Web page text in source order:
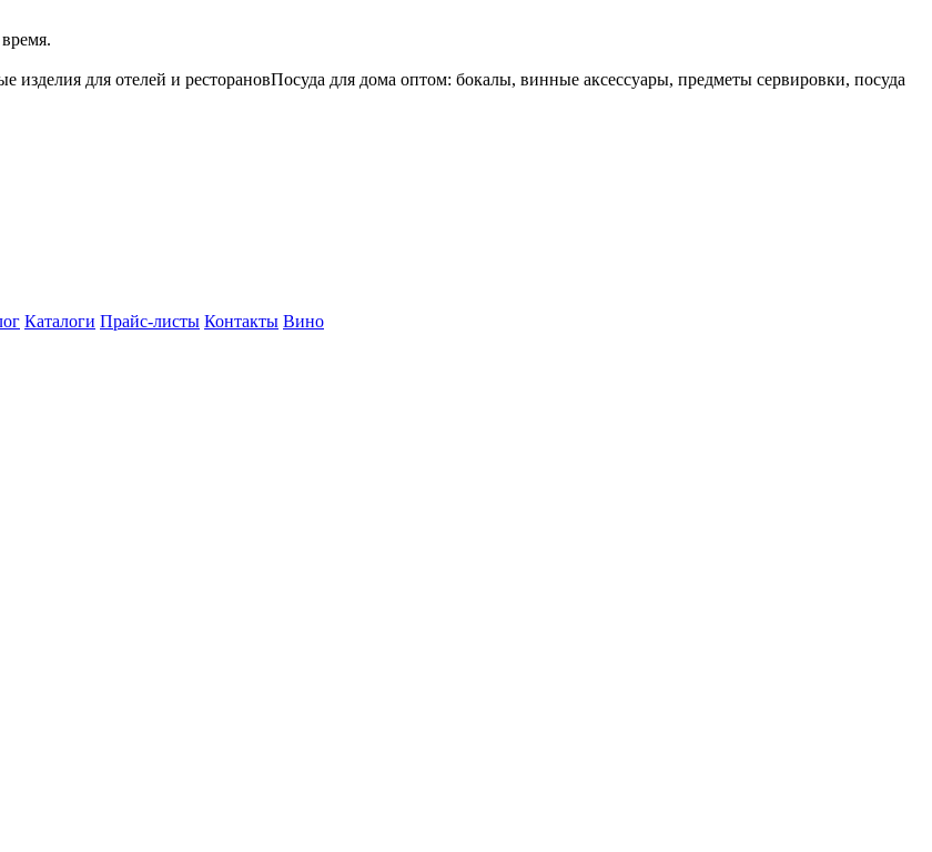
изделия для отелей и ресторановПосуда для дома оптом: бокалы, винные аксессуары, предметы сервировки, посуда
Каталоги Прайс-листы Контакты Вино